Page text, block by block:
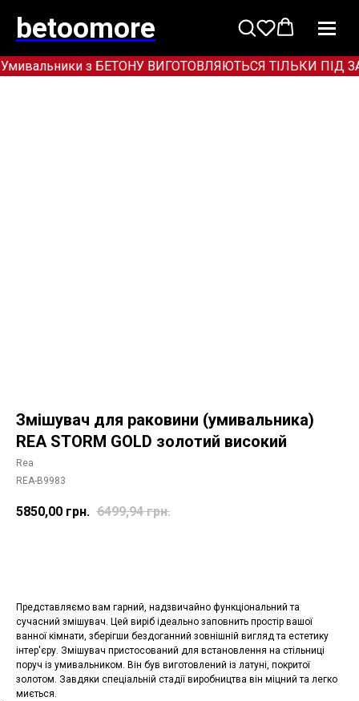
betoomore
з БЕТОНУ ВИГОТОВЛЯЮТЬСЯ ТІЛЬКИ ПІД
Змішувач для раковини (умивальника)
REA STORM GOLD золотий високий
Rea
REA-B9983
5850,00 грн. 6499,94 грн.
Представляємо вам гарний, надзвичайно функціональний та
сучасний змішувач. Цей виріб ідеально заповнить простір вашої
ванної кімнати, зберігши бездоганний зовнішній вигляд та естетику
інтер'єру. Змішувач пристосований для встановлення на стільниці
поруч із умивальником. Він був виготовлений із латуні, покритої
золотом. Завдяки спеціальній стадії виробництва він міцний та легко
миється.